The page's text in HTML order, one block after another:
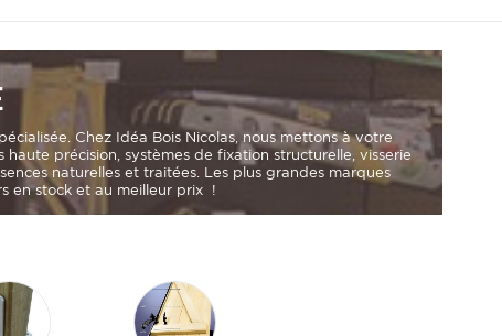
Chez Idéa Bois Nicolas, nous mettons à votre
haute précision systèmes de fixation structurelle visserie
naturelles et traitées. Les plus grandes marques
en stock et au meilleur prix !